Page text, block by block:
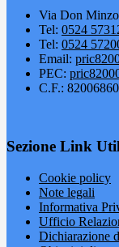
Via Don
Tel: 0524
Tel: 0524
Email:
PEC:
C.F.:
Sezione Link
Cookie policy
Note legali
Informativa
Ufficio
Dichiarazione